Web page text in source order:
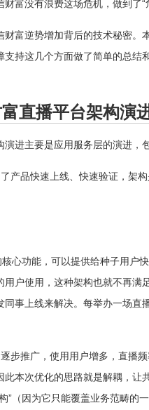
富没有浪费这场危机，做到了“危
富逆势增加背后的技术秘密。
持这几个方面做了简单的总结
直播平台架构演
进主要是应用服务层的演进，
产品快速上线、快速验证，架构
心功能，可以提供给种子用户
户使用，这种架构也就不再满
同事上线来解决。每举办一场直
步推广，使用用户增多，直播
本次优化的思路就是解耦，让
”（因为它只能覆盖业务范畴的一